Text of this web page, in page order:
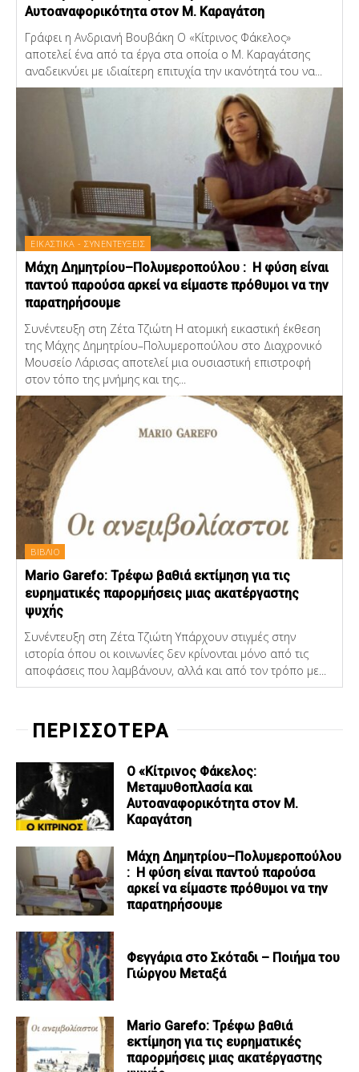
Αυτοαναφορικότητα στον Μ. Καραγάτση
Γράφει η Ανδριανή Βουβάκη Ο «Κίτρινος Φάκελος»
αποτελεί ένα από τα έργα στα οποία ο Μ. Καραγάτσης
αναδεικνύει με ιδιαίτερη επιτυχία την ικανότητά του να...
ΕΙΚΑΣΤΙΚΑ - ΣΥΝΕΝΤΕΥΞΕΙΣ
Μάχη Δημητρίου–Πολυμεροπούλου : Η φύση είναι
παντού παρούσα αρκεί να είμαστε πρόθυμοι να την
παρατηρήσουμε
Συνέντευξη στη Ζέτα Τζιώτη Η ατομική εικαστική έκθεση
της Μάχης Δημητρίου–Πολυμεροπούλου στο Διαχρονικό
Μουσείο Λάρισας αποτελεί μια ουσιαστική επιστροφή
στον τόπο της μνήμης και της...
ΒΙΒΛΙΟ
Mario Garefo: Τρέφω βαθιά εκτίμηση για τις
ευρηματικές παρορμήσεις μιας ακατέργαστης
ψυχής
Συνέντευξη στη Ζέτα Τζιώτη Υπάρχουν στιγμές στην
ιστορία όπου οι κοινωνίες δεν κρίνονται μόνο από τις
αποφάσεις που λαμβάνουν, αλλά και από τον τρόπο με...
ΠΕΡΙΣΣΟΤΕΡΑ
Ο «Κίτρινος Φάκελος:
Μεταμυθοπλασία και
Αυτοαναφορικότητα στον Μ.
Καραγάτση
Μάχη Δημητρίου–Πολυμεροπούλου
: Η φύση είναι παντού παρούσα
αρκεί να είμαστε πρόθυμοι να την
παρατηρήσουμε
Φεγγάρια στο Σκόταδι – Ποιήμα του
Γιώργου Μεταξά
Mario Garefo: Τρέφω βαθιά
εκτίμηση για τις ευρηματικές
παρορμήσεις μιας ακατέργαστης